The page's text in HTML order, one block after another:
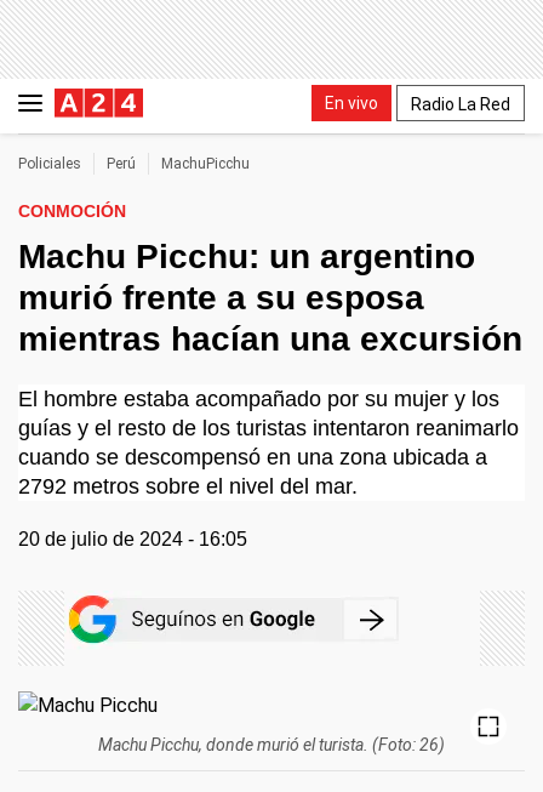
En vivo Radio La Red
Policiales Perú MachuPicchu
CONMOCIÓN
Machu Picchu: un argentino
murió frente a su esposa
mientras hacían una excursión
El hombre estaba acompañado por su mujer y los
guías y el resto de los turistas intentaron reanimarlo
cuando se descompensó en una zona ubicada a
2792 metros sobre el nivel del mar.
20 de julio de 2024 - 16:05
Machu Picchu, donde murió el turista. (Foto: 26)